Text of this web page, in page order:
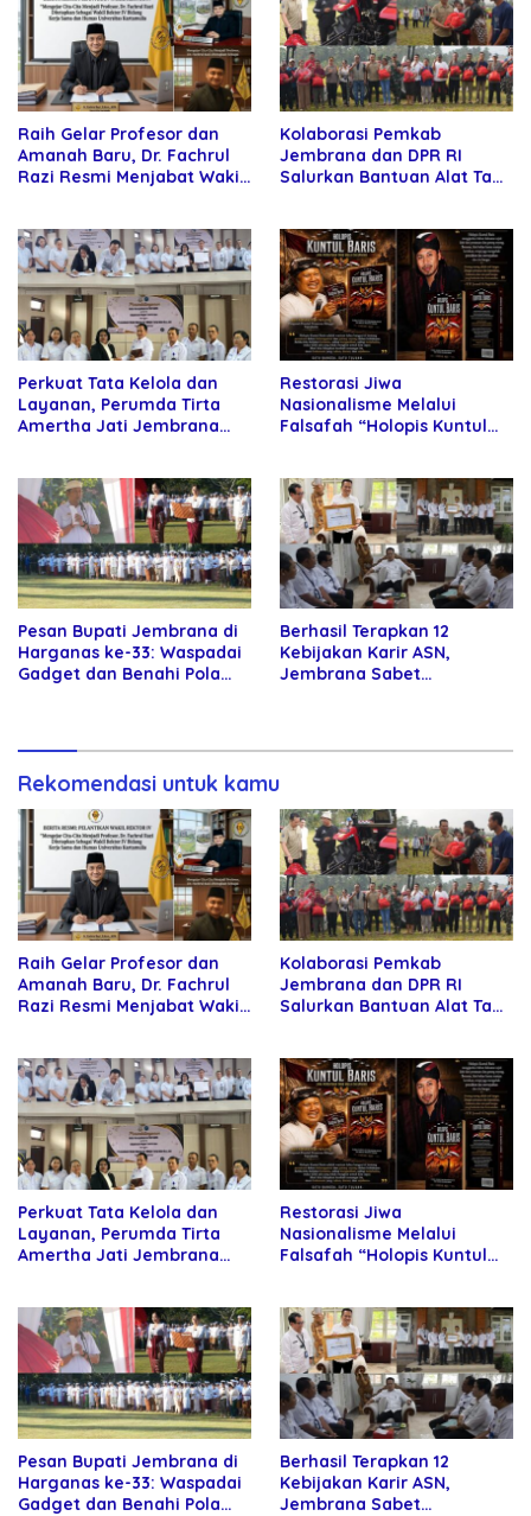
Raih Gelar Profesor dan
Amanah Baru, Dr. Fachrul
Razi Resmi Menjabat Wakil
Kolaborasi Pemkab
Jembrana dan DPR RI
Salurkan Bantuan Alat Tani
Perkuat Tata Kelola dan
Layanan, Perumda Tirta
Amertha Jati Jembrana
Restorasi Jiwa
Nasionalisme Melalui
Falsafah “Holopis Kuntul
Pesan Bupati Jembrana di
Harganas ke-33: Waspadai
Gadget dan Benahi Pola
Berhasil Terapkan 12
Kebijakan Karir ASN,
Jembrana Sabet
Rekomendasi untuk kamu
Raih Gelar Profesor dan
Amanah Baru, Dr. Fachrul
Razi Resmi Menjabat Wakil
Kolaborasi Pemkab
Jembrana dan DPR RI
Salurkan Bantuan Alat Tani
Perkuat Tata Kelola dan
Layanan, Perumda Tirta
Amertha Jati Jembrana
Restorasi Jiwa
Nasionalisme Melalui
Falsafah “Holopis Kuntul
Pesan Bupati Jembrana di
Harganas ke-33: Waspadai
Gadget dan Benahi Pola
Berhasil Terapkan 12
Kebijakan Karir ASN,
Jembrana Sabet